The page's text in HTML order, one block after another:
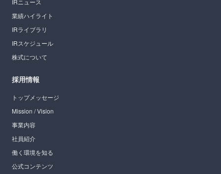
IRニュース
業績ハイライト
IRライブラリ
IRスケジュール
株式について
採用情報
トップメッセージ
Mission / Vision
事業内容
社員紹介
働く環境を知る
公式コンテンツ